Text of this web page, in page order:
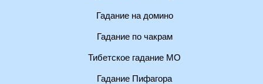
Гадание на домино
Гадание по чакрам
Тибетское гадание МО
Гадание Пифагора